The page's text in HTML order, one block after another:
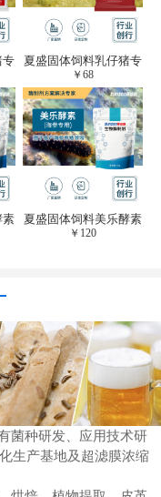
专
夏盛固体饲料乳仔猪专
用复合酶SFG-0932
￥68
素
夏盛固体饲料美乐酵素
(水产海参海胆专
￥ 120
种研发、应用技术研
生产基地及超滤膜浓缩